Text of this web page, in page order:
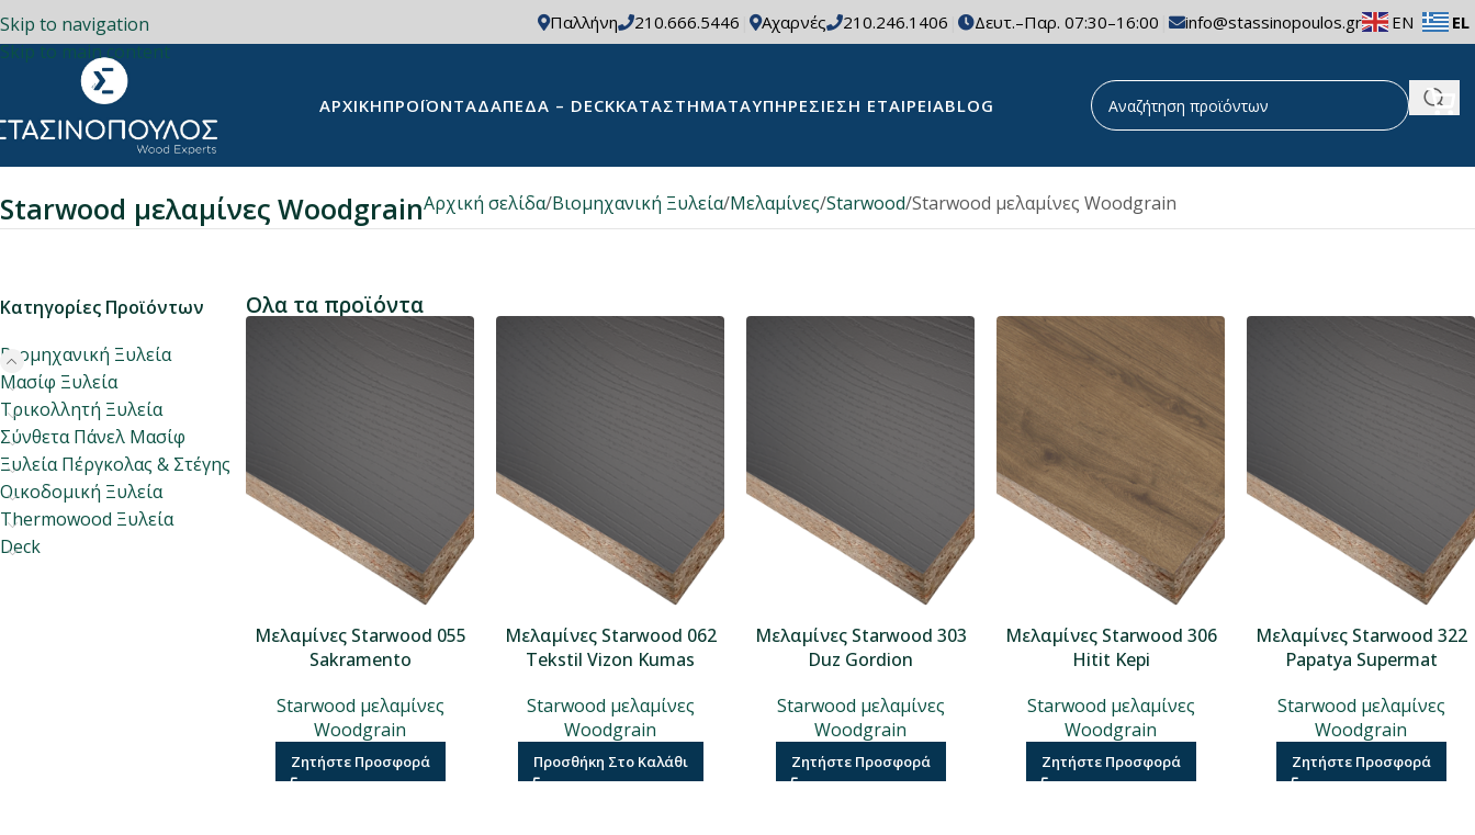
Skip to navigation
Skip to main content
Παλλήνη 210.666.5446 Αχαρνές 210.246.1406 Δευτ.–Παρ. 07:30–16:00 info@stassinopoulos.gr EN EL
ΑΡΧΙΚΉΠΡΟΪΌΝΤΑΔΆΠΕΔΑ – DECKΚΑΤΑΣΤΉΜΑΤΑΥΠΗΡΕΣΊΕΣΗ ΕΤΑΙΡΕΊΑBLOG
Starwood μελαμίνες WoodgrainΑρχική σελίδα Βιομηχανική Ξυλεία Μελαμίνες Starwood Starwood μελαμίνες Woodgrain
Κατηγορίες Προϊόντων
Βιομηχανική Ξυλεία
Μασίφ Ξυλεία
Τρικολλητή Ξυλεία
Σύνθετα Πάνελ Μασίφ
Ξυλεία Πέργκολας & Στέγης
Οικοδομική Ξυλεία
Thermowood Ξυλεία
Deck
Ολα τα προϊόντα
Μελαμίνες Starwood 055
Sakramento
Starwood μελαμίνες
Woodgrain
Ζητήστε Προσφορά
Μελαμίνες Starwood 062
Tekstil Vizon Kumas
Starwood μελαμίνες
Woodgrain
Προσθήκη Στο Καλάθι
Μελαμίνες Starwood 303
Duz Gordion
Starwood μελαμίνες
Woodgrain
Ζητήστε Προσφορά
Μελαμίνες Starwood 306
Hitit Kepi
Starwood μελαμίνες
Woodgrain
Ζητήστε Προσφορά
Μελαμίνες Starwood 322
Papatya Supermat
Starwood μελαμίνες
Woodgrain
Ζητήστε Προσφορά